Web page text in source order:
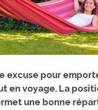
excuse pour
en voyage. La
une bonne